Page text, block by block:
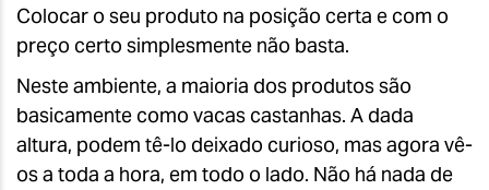
Colocar o seu produto na posição certa e com o
preço certo simplesmente não basta.
Neste ambiente, a maioria dos produtos são
basicamente como vacas castanhas. A dada
altura, podem tê-lo deixado curioso, mas agora vê-
os a toda a hora, em todo o lado. Não há nada de